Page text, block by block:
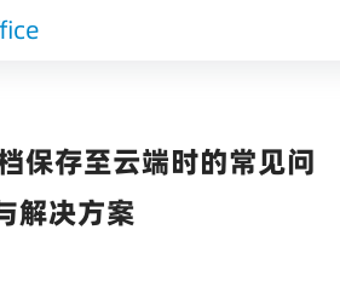
保存至云端时的常见问
解决方案